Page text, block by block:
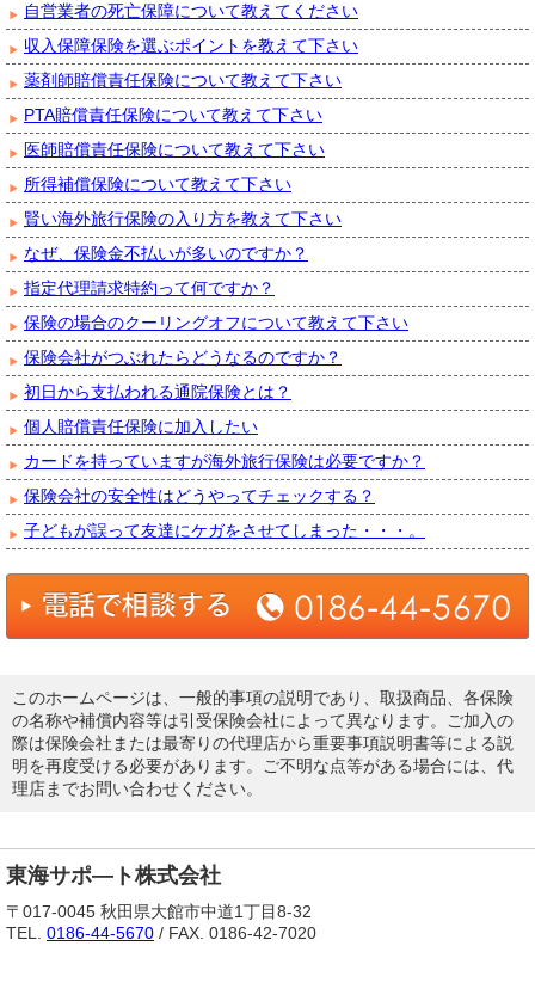
自営業者の死亡保障について教えてください
収入保障保険を選ぶポイントを教えて下さい
薬剤師賠償責任保険について教えて下さい
PTA賠償責任保険について教えて下さい
医師賠償責任保険について教えて下さい
所得補償保険について教えて下さい
賢い海外旅行保険の入り方を教えて下さい
なぜ、保険金不払いが多いのですか？
指定代理請求特約って何ですか？
保険の場合のクーリングオフについて教えて下さい
保険会社がつぶれたらどうなるのですか？
初日から支払われる通院保険とは？
個人賠償責任保険に加入したい
カードを持っていますが海外旅行保険は必要ですか？
保険会社の安全性はどうやってチェックする？
子どもが誤って友達にケガをさせてしまった・・・。
このホームページは、一般的事項の説明であり、取扱商品、各保険
の名称や補償内容等は引受保険会社によって異なります。ご加入の
際は保険会社または最寄りの代理店から重要事項説明書等による説
明を再度受ける必要があります。ご不明な点等がある場合には、代
理店までお問い合わせください。
東海サポ―ト株式会社
〒017-0045 秋田県大館市中道1丁目8-32
TEL. 0186-44-5670 / FAX. 0186-42-7020